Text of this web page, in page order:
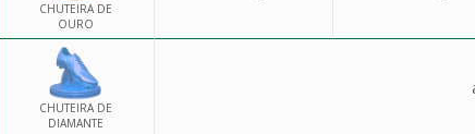
CHUTEIRA DE
OURO
CHUTEIRA DE
DIAMANTE